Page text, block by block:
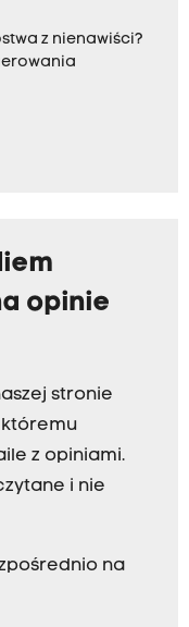
z nienawiści?
opinie
stronie
któremu
z opiniami.
i nie
na